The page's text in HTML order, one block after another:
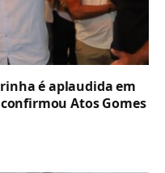
é aplaudida em
Atos Gomes